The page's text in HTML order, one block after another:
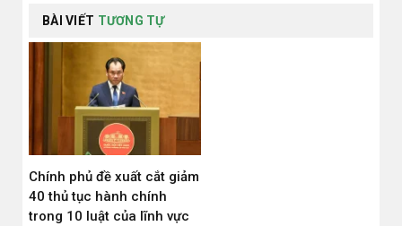
BÀI VIẾT TƯƠNG TỰ
Chính phủ đề xuất cắt giảm
40 thủ tục hành chính
trong 10 luật của lĩnh vực